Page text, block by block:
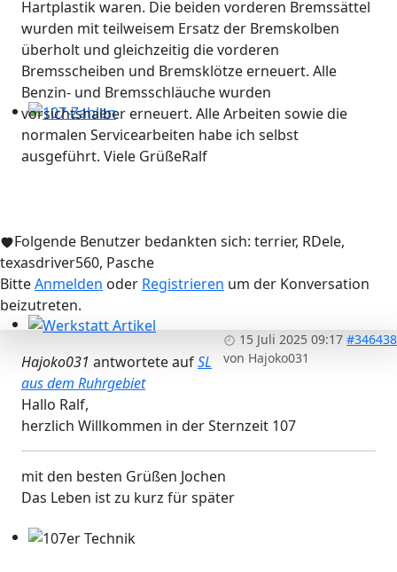
107-Zahlen
Hartplastik waren. Die beiden vorderen Bremssättel
wurden mit teilweisem Ersatz der Bremskolben
überholt und gleichzeitig die vorderen
Bremsscheiben und Bremsklötze erneuert. Alle
Benzin- und Bremsschläuche wurden
vorsichtshalber erneuert. Alle Arbeiten sowie die
normalen Servicearbeiten habe ich selbst
ausgeführt. Viele GrüßeRalf
Folgende Benutzer bedankten sich: terrier, RDele,
texasdriver560, Pasche
BitteAnmelden oder Registrieren um der Konversation
beizutreten.
15 Juli 2025 09:17 #346438
von Hajoko031
Hajoko031 antwortete aufSL
aus dem Ruhrgebiet
Hallo Ralf,
herzlich Willkommen in der Sternzeit 107
mit den besten Grüßen Jochen
Das Leben ist zu kurz für später